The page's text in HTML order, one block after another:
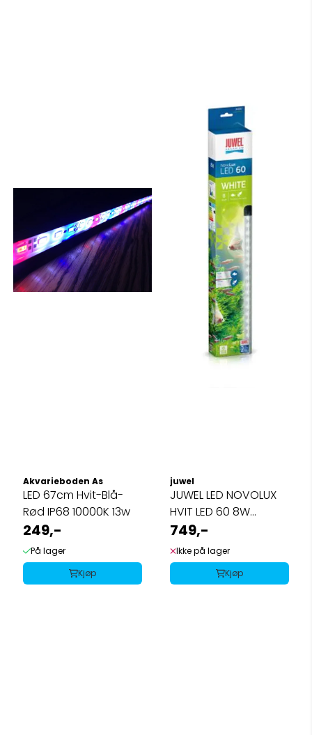
Akvarieboden As
LED 67cm Hvit-Blå-
Rød IP68 10000K 13w
249,-
På lager
Kjøp
juwel
JUWEL LED NOVOLUX
HVIT LED 60 8W
PASSER PRIMO 60/70
749,-
Ikke på lager
Kjøp